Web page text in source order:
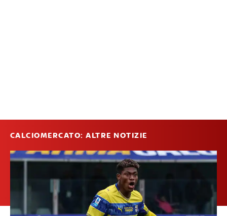
CALCIOMERCATO: ALTRE NOTIZIE